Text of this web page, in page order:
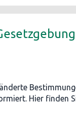
Hier finden